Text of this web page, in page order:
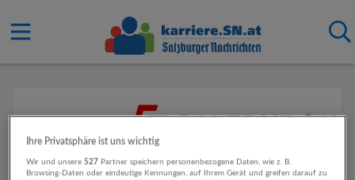
Ihre Privatsphäre ist uns wichtig
Wir und unsere527 Partner speichern personenbezogene Daten, wie z. B.
Browsing-Daten oder eindeutige Kennungen, auf Ihrem Gerät und greifen darauf zu